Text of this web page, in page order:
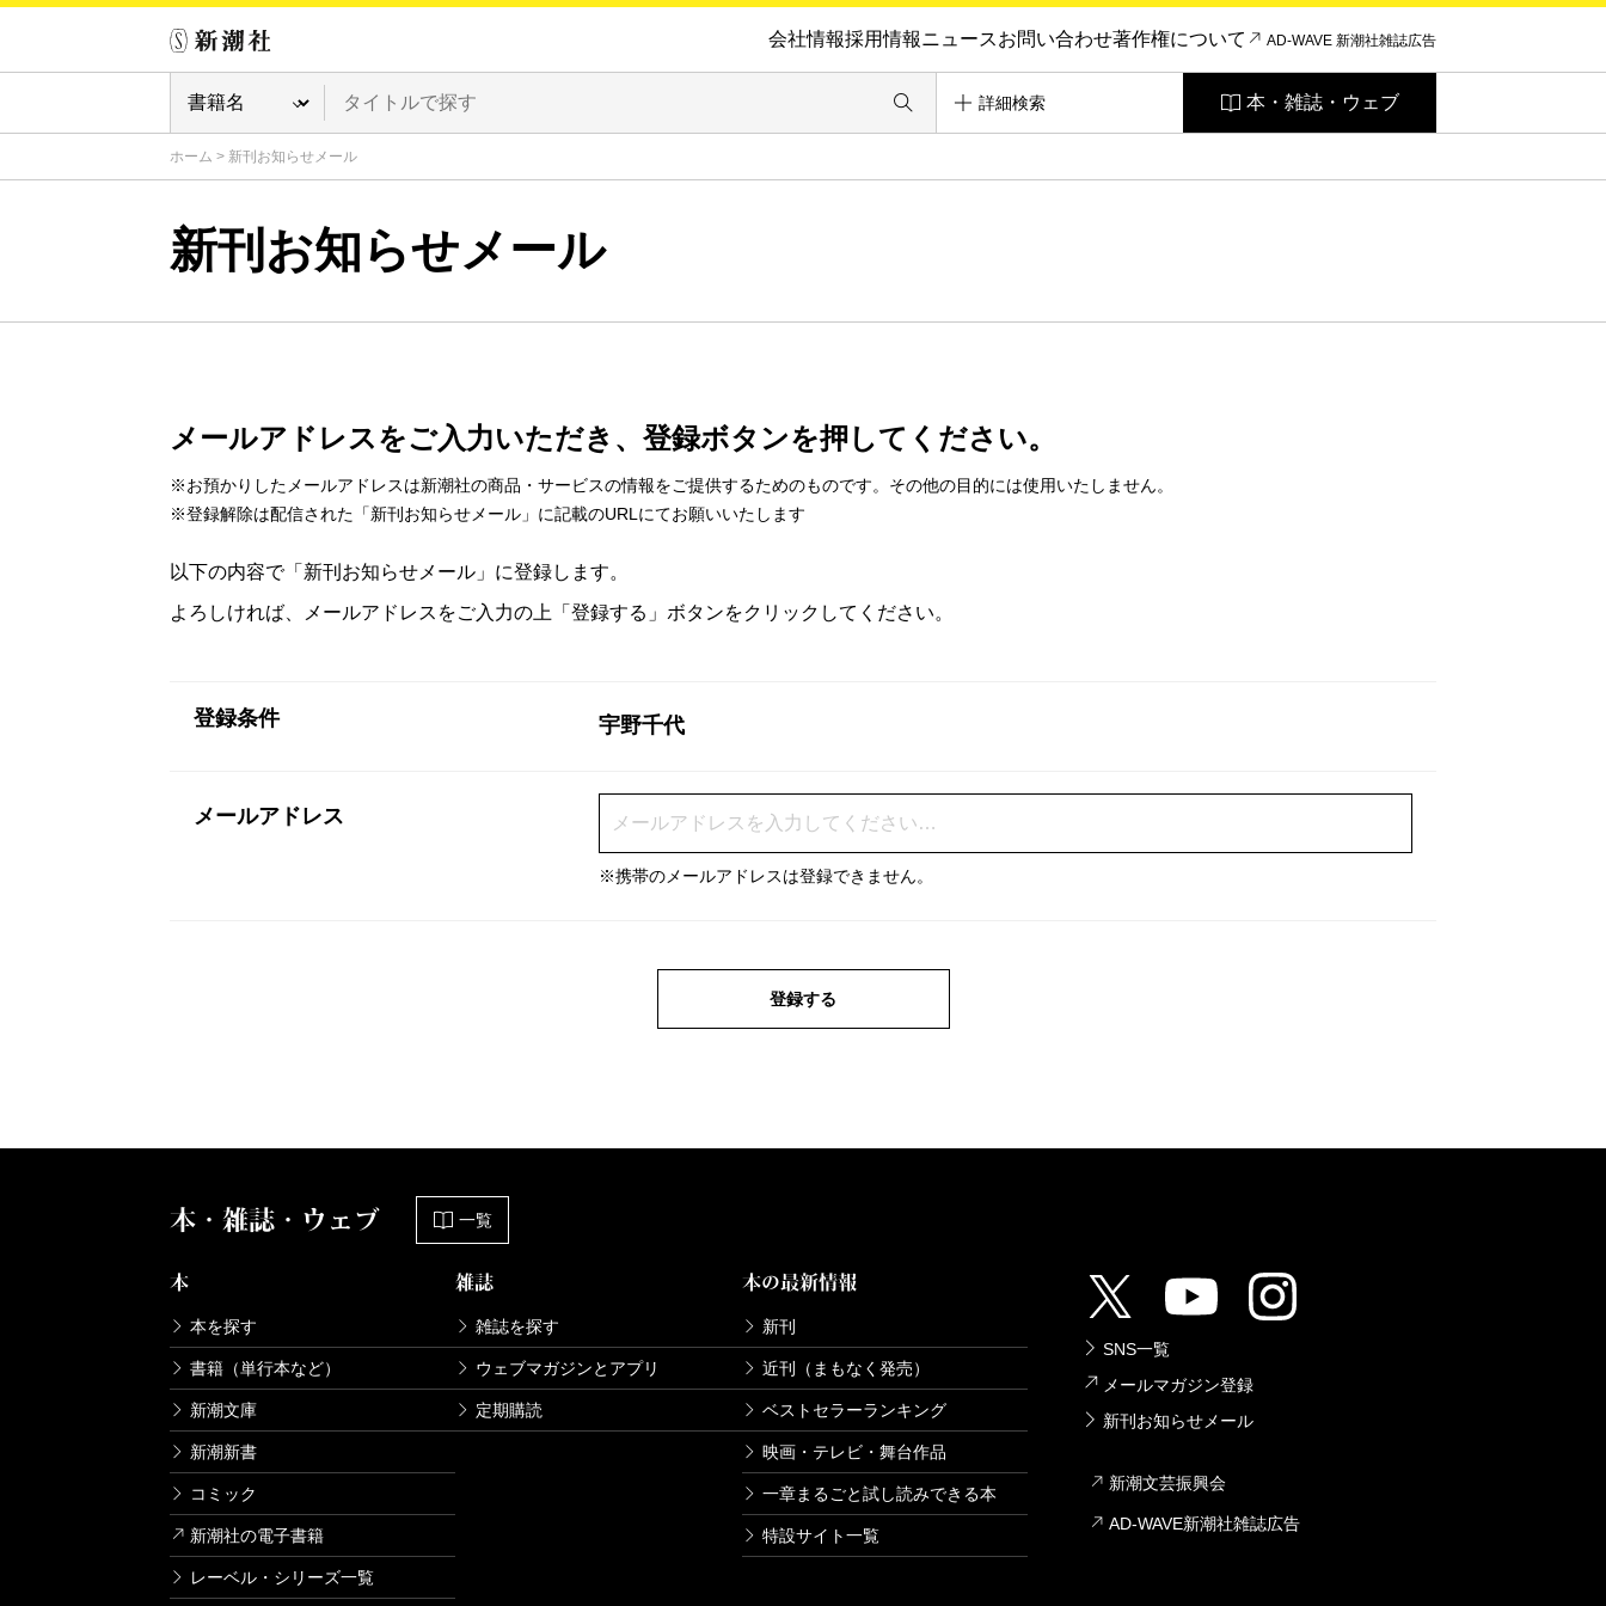
会社情報採用情報ニュースお問い合わせ著作権について AD-WAVE 新潮社雑誌広告
詳細検索 本・雑誌・ウェブ
ホーム > 新刊お知らせメール
新刊お知らせメール
メールアドレスをご入力いただき、登録ボタンを押してください。
※お預かりしたメールアドレスは新潮社の商品・サービスの情報をご提供するためのものです。その他の目的には使用いたしません。
※登録解除は配信された「新刊お知らせメール」に記載のURLにてお願いいたします
以下の内容で「新刊お知らせメール」に登録します。
よろしければ、メールアドレスをご入力の上「登録する」ボタンをクリックしてください。
登録条件 宇野千代
メールアドレス
※携帯のメールアドレスは登録できません。
登録する
本・雑誌・ウェブ 一覧
本
本を探す
書籍（単行本など）
新潮文庫
新潮新書
コミック
新潮社の電子書籍
レーベル・シリーズ一覧
雑誌
雑誌を探す
ウェブマガジンとアプリ
定期購読
本の最新情報
新刊
近刊（まもなく発売）
ベストセラーランキング
映画・テレビ・舞台作品
一章まるごと試し読みできる本
特設サイト一覧
SNS一覧
メールマガジン登録
新刊お知らせメール
新潮文芸振興会
AD-WAVE新潮社雑誌広告